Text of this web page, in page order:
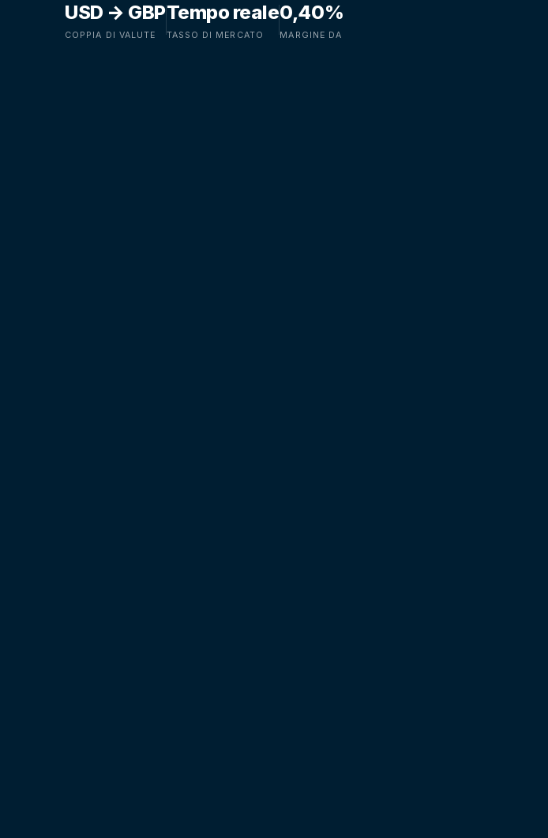
USD → GBP
COPPIA DI VALUTE
Tempo reale
TASSO DI MERCATO
0,40%
MARGINE DA